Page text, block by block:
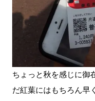
ちょっと秋を感じに御
だ紅葉にはもちろん早